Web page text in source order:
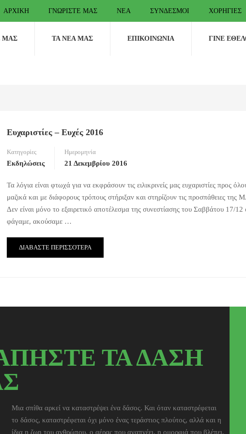
ΑΡΧΙΚΉ ΓΝΩΡΊΣΤΕ ΜΑΣ ΝΈΑ ΣΎΝΔΕΣΜΟΙ ΧΟΡΗΓΊΕΣ
ΜΑΣ ΤΑ ΝΈΑ ΜΑΣ ΕΠΙΚΟΙΝΩΝΊΑ ΓΊΝΕ
Ευχαριστίες – Ευχές 2016
Κατηγορίες
Εκδηλώσεις
Ημερομηνία
21 Δεκεμβρίου 2016
Τα λόγια είναι φτωχά για να εκφράσουν τις ειλικρινείς μας ευχαριστίες προς
μαζικά και με διάφορους τρόπους στήριξαν και στηρίζουν τις προσπάθειες της
Δεν είναι μόνο το εξαιρετικό αποτέλεσμα της συνεστίασης του Σαββάτου 17/12
φάγαμε, ακούσαμε …
ΔΙΑΒΆΣΤΕ ΠΕΡΙΣΣΌΤΕΡΑ
ΤΑ ΔΑΣΗ
Μια σπίθα αρκεί να καταστρέψει ένα δάσος. Και όταν καταστρέφεται
το δάσος, καταστρέφεται όχι μόνο ένας τεράστιος πλούτος, αλλά και η
ίδια η ζωn του ανθρώπου, ο αέρας που αναπνέει, η ομορφιά που βλέπει,